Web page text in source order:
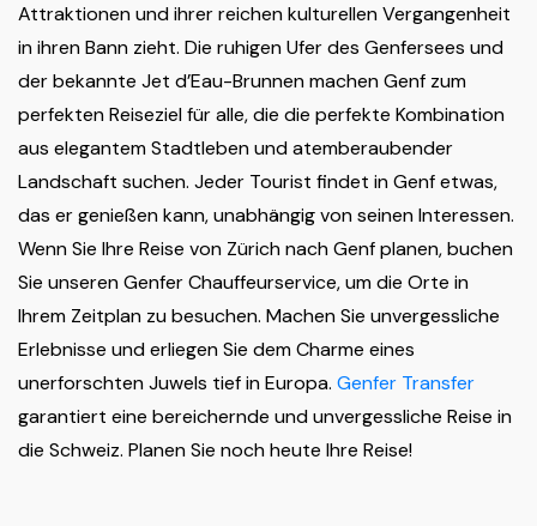
Attraktionen und ihrer reichen kulturellen Vergangenheit
in ihren Bann zieht. Die ruhigen Ufer des Genfersees und
der bekannte Jet d’Eau-Brunnen machen Genf zum
perfekten Reiseziel für alle, die die perfekte Kombination
aus elegantem Stadtleben und atemberaubender
Landschaft suchen. Jeder Tourist findet in Genf etwas,
das er genießen kann, unabhängig von seinen Interessen.
Wenn Sie Ihre Reise von Zürich nach Genf planen, buchen
Sie unseren Genfer Chauffeurservice, um die Orte in
Ihrem Zeitplan zu besuchen. Machen Sie unvergessliche
Erlebnisse und erliegen Sie dem Charme eines
unerforschten Juwels tief in Europa. Genfer Transfer
garantiert eine bereichernde und unvergessliche Reise in
die Schweiz. Planen Sie noch heute Ihre Reise!